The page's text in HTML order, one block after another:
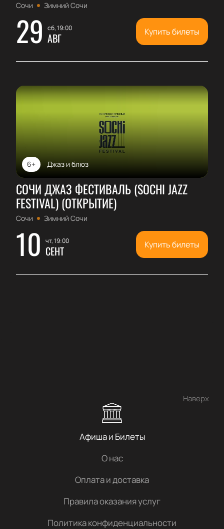
Сочи Зимний Сочи
29 сб, 19:00
АВГ Купить билеты
Джаз и блюз
6+
СОЧИ ДЖАЗ ФЕСТИВАЛЬ (SOCHI JAZZ
FESTIVAL) (ОТКРЫТИЕ)
Сочи Зимний Сочи
10 чт, 19:00
СЕНТ Купить билеты
Наверх
Афиша и Билеты
О нас
Оплата и доставка
Правила оказания услуг
Политика конфиденциальности